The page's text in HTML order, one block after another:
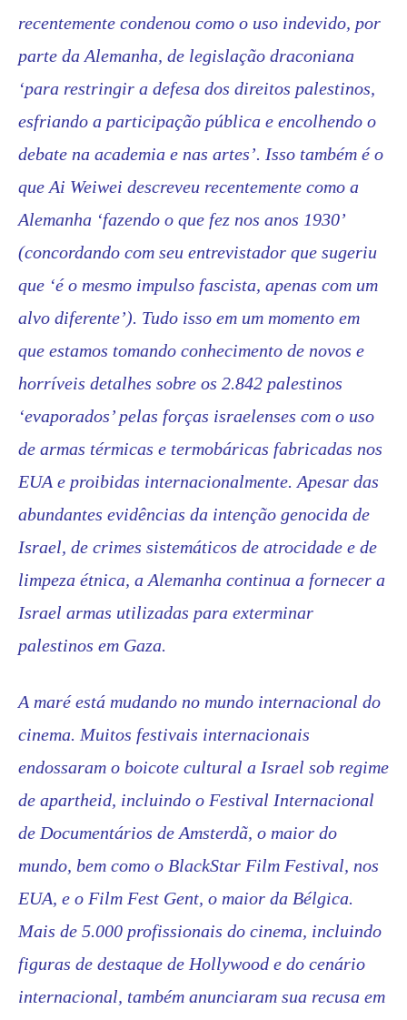
recentemente condenou como o uso indevido, por
parte da Alemanha, de legislação draconiana
‘para restringir a defesa dos direitos palestinos,
esfriando a participação pública e encolhendo o
debate na academia e nas artes’. Isso também é o
que Ai Weiwei descreveu recentemente como a
Alemanha ‘fazendo o que fez nos anos 1930’
(concordando com seu entrevistador que sugeriu
que ‘é o mesmo impulso fascista, apenas com um
alvo diferente’). Tudo isso em um momento em
que estamos tomando conhecimento de novos e
horríveis detalhes sobre os 2.842 palestinos
‘evaporados’ pelas forças israelenses com o uso
de armas térmicas e termobáricas fabricadas nos
EUA e proibidas internacionalmente. Apesar das
abundantes evidências da intenção genocida de
Israel, de crimes sistemáticos de atrocidade e de
limpeza étnica, a Alemanha continua a fornecer a
Israel armas utilizadas para exterminar
palestinos em Gaza.
A maré está mudando no mundo internacional do
cinema. Muitos festivais internacionais
endossaram o boicote cultural a Israel sob regime
de apartheid, incluindo o Festival Internacional
de Documentários de Amsterdã, o maior do
mundo, bem como o BlackStar Film Festival, nos
EUA, e o Film Fest Gent, o maior da Bélgica.
Mais de 5.000 profissionais do cinema, incluindo
figuras de destaque de Hollywood e do cenário
internacional, também anunciaram sua recusa em